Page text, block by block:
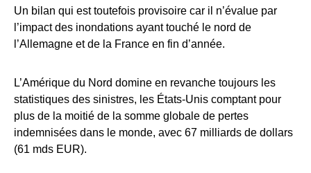
Un bilan qui est toutefois provisoire car il n’évalue par
l’impact des inondations ayant touché le nord de
l’Allemagne et de la France en fin d’année.
L’Amérique du Nord domine en revanche toujours les
statistiques des sinistres, les États-Unis comptant pour
plus de la moitié de la somme globale de pertes
indemnisées dans le monde, avec 67 milliards de dollars
(61 mds EUR).